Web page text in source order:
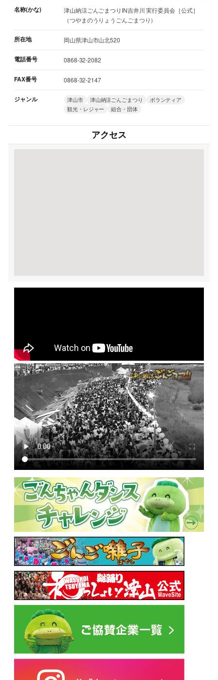
名称(かな)
津山納涼ごんごまつりIN吉井川 実行委員会［公式］
（つやまのうりょうごんごまつり）
所在地 岡山県津山市山北520
電話番号 0868-32-2082
FAX番号 0868-32-2147
ジャンル 津山市 津山納涼ごんごまつり
ボランティア
観光・レジャー
組合・団体
アクセス